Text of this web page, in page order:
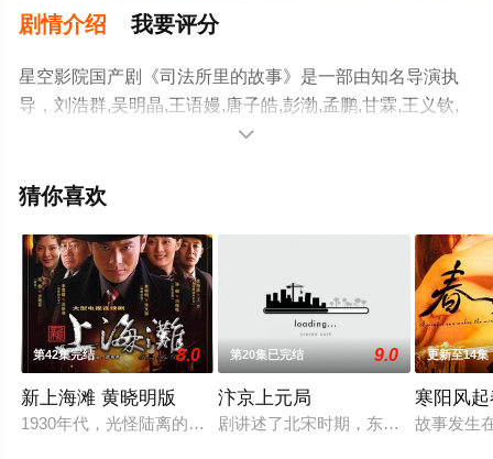
剧情介绍 我要评分
星空影院国产剧《司法所里的故事》是一部由知名导演执
导，刘浩群,吴明晶,王语嫚,唐子皓,彭渤,孟鹏,甘霖,王义钦,
端木艺晨,张爱月,王梓尘,杨朕等演员精彩演绎的中国大陆电
高清未删减完整版电视剧全集就上星空电影网，更多相关

猜你喜欢
第42集完结 8.0
新上海滩 黄晓明版
1930年代，光怪陆离的老上海。商会之间依然纷争不断，初来
第20集已完结 9.0
汴京上元局
剧讲述了北宋时期，东京城少年孟迁
更新至14集
寒阳风
故事发生